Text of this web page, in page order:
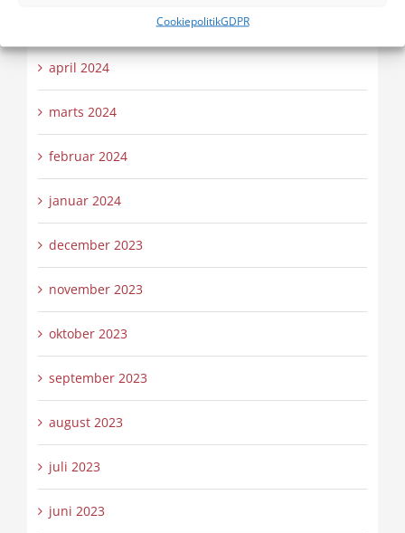
CookiepolitikGDPR
april 2024
marts 2024
februar 2024
januar 2024
december 2023
november 2023
oktober 2023
september 2023
august 2023
juli 2023
juni 2023